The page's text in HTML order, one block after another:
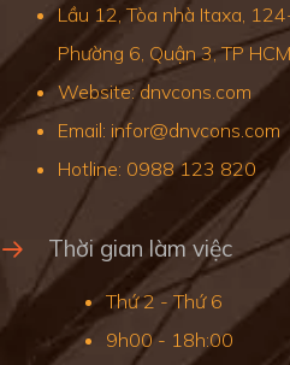
Lầu 12, Tòa nhà Itaxa,
Phường 6, Quận 3, TP HCM
Website: dnvcons.com
Email: infor@dnvcons.com
Hotline: 0988 123 820
Thời gian làm việc
Thứ 2 - Thứ 6
9h00 - 18h:00